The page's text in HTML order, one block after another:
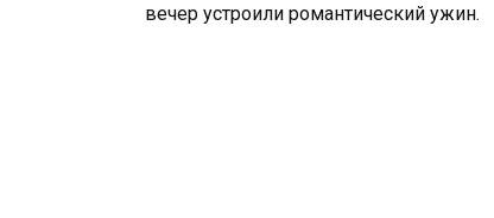
вечер устроили романтический ужин.